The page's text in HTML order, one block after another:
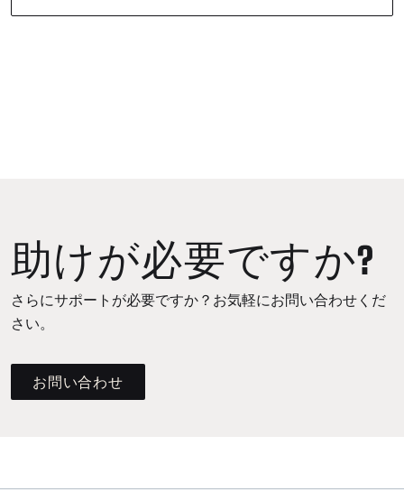
助けが必要ですか?
さらにサポートが必要ですか？お気軽にお問い合わせくだ
さい。
お問い合わせ